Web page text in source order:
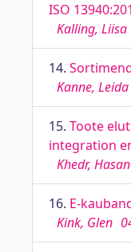
ISO
Kalling, Liisa
14.
Kanne, Leida
15. Toote
integration
Khedr, Hasan
16. E-
Kink, Glen